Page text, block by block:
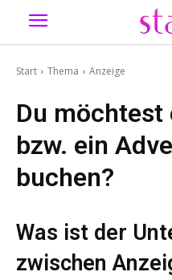
Start Thema Anzeige
Du möchtest
bzw. ein
buchen?
Was ist der
zwischen